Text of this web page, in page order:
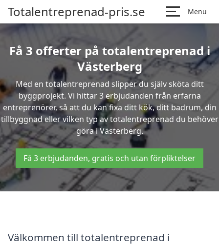
Totalentreprenad-pris.se Menu
Få 3 offerter på totalentreprenad i
Västerberg
Med en totalentreprenad slipper du själv sköta ditt
byggprojekt. Vi hittar 3 erbjudanden från erfarna
entreprenörer, så att du kan fixa ditt kök, ditt badrum, din
tillbyggnad eller vilken typ av totalentreprenad du behöver
göra i Västerberg.
Få 3 erbjudanden, gratis och utan förpliktelser
Välkommen till totalentreprenad i